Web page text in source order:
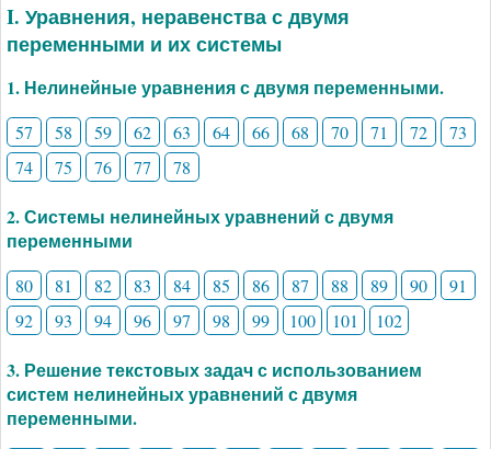
I. Уравнения, неравенства с двумя
переменными и их системы
1. Нелинейные уравнения с двумя переменными.
57 58 59 62 63 64 66 68 70 71 72
73
74
75 76 77 78
2. Системы нелинейных уравнений с двумя
переменными
80 81 82 83 84 85 86 87 88 89 90
91
92
93 94 96 97 98 99 100 101 102
3. Решение текстовых задач с использованием
систем нелинейных уравнений с двумя
переменными.